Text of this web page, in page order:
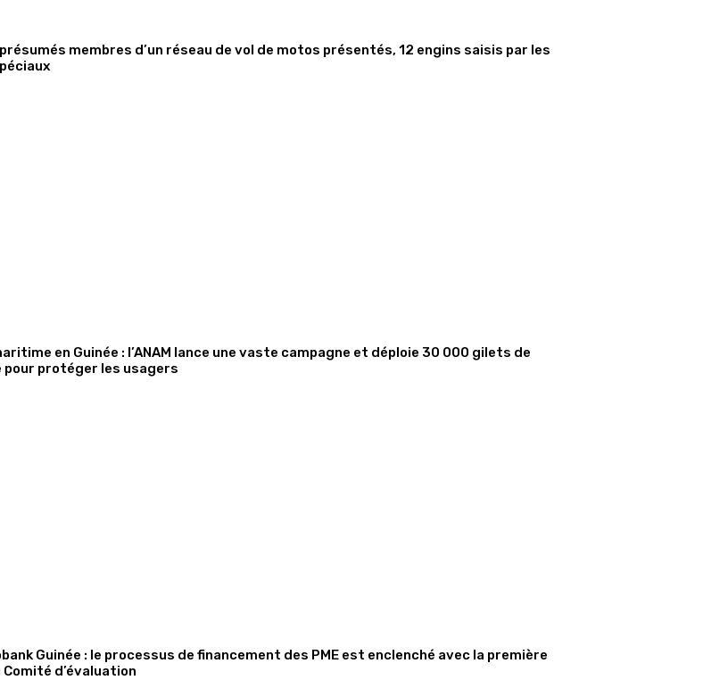
présumés membres d’un réseau de vol de motos présentés, 12 engins saisis par les
en Guinée : l’ANAM lance une vaste campagne et déploie 30 000 gilets de
pour protéger les usagers
Guinée : le processus de financement des PME est enclenché avec la première
d’évaluation